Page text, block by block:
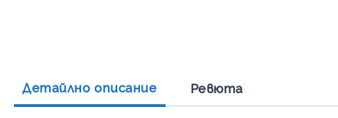
Детайлно описание Ревюта